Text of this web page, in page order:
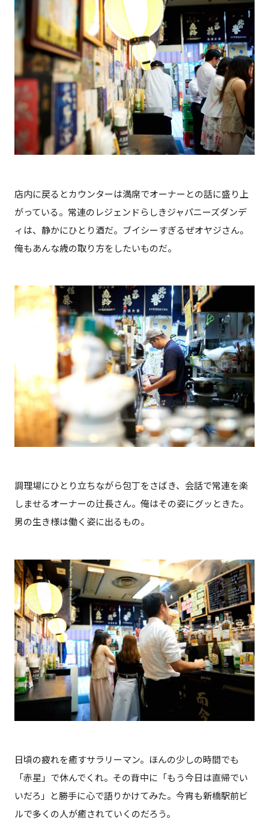
店内に戻るとカウンターは満席でオーナーとの話に盛り上
がっている。常連のレジェンドらしきジャパニーズダンデ
ィは、静かにひとり酒だ。ブイシーすぎるぜオヤジさん。
俺もあんな歳の取り方をしたいものだ。
調理場にひとり立ちながら包丁をさばき、会話で常連を楽
しませるオーナーの辻長さん。俺はその姿にグッときた。
男の生き様は働く姿に出るもの。
日頃の疲れを癒すサラリーマン。ほんの少しの時間でも
「赤星」で休んでくれ。その背中に「もう今日は直帰でい
いだろ」と勝手に心で語りかけてみた。今宵も新橋駅前ビ
ルで多くの人が癒されていくのだろう。